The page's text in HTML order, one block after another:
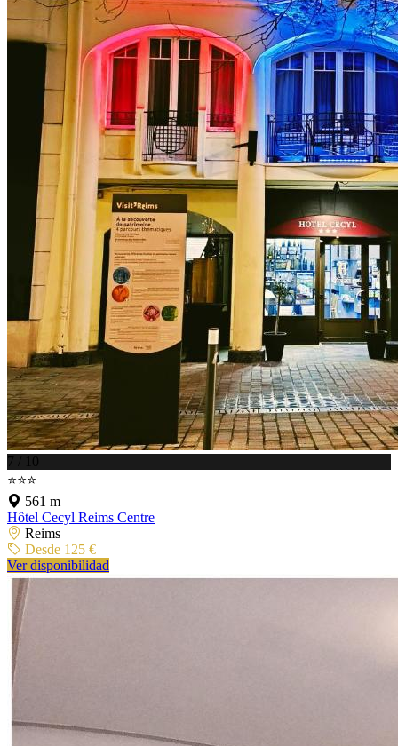
7 / 10
⭐⭐⭐
561 m
Hôtel Cecyl Reims Centre
Reims
Desde 125 €
Ver disponibilidad